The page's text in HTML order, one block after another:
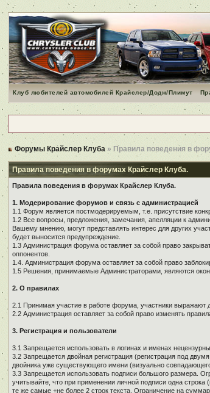
Клуб любителей автомобилей Крайслер/Додж/Плимут
Форумы Крайслер Клуба » Правила поведения в
Правила поведения в форумах Крайслер Клуба.
Правила поведения в форумах Крайслер Клуба.
1. Модерирование форумов и связь с администрацией
1.1 Форум является постмодерируемым, т.е. присутствие
1.2 Все вопросы, предложения, замечания, апелляции к
Вашему мнению, могут представлять интерес для других
будет выносится предупреждение.
1.3 Администрация форума оставляет за собой право
оппонентов.
1.4. Администрация форума оставляет за собой право
1.5 Решения, принимаемые Администраторами, являются
2. О правилах
2.1 Принимая участие в работе форума, участники
2.2 Администрация оставляет за собой право изменять
3. Регистрация и пользователи
3.1 Запрещается использовать в логинах и именах
3.2 Запрещается двойная регистрация (регистрация под
двойника уже существующего имени (визуально
3.3 Запрещается использовать подписи большого размера.
учитывайте, что при применении личной подписи одна
те же самые +не более 2 строк текста. Ограничение на